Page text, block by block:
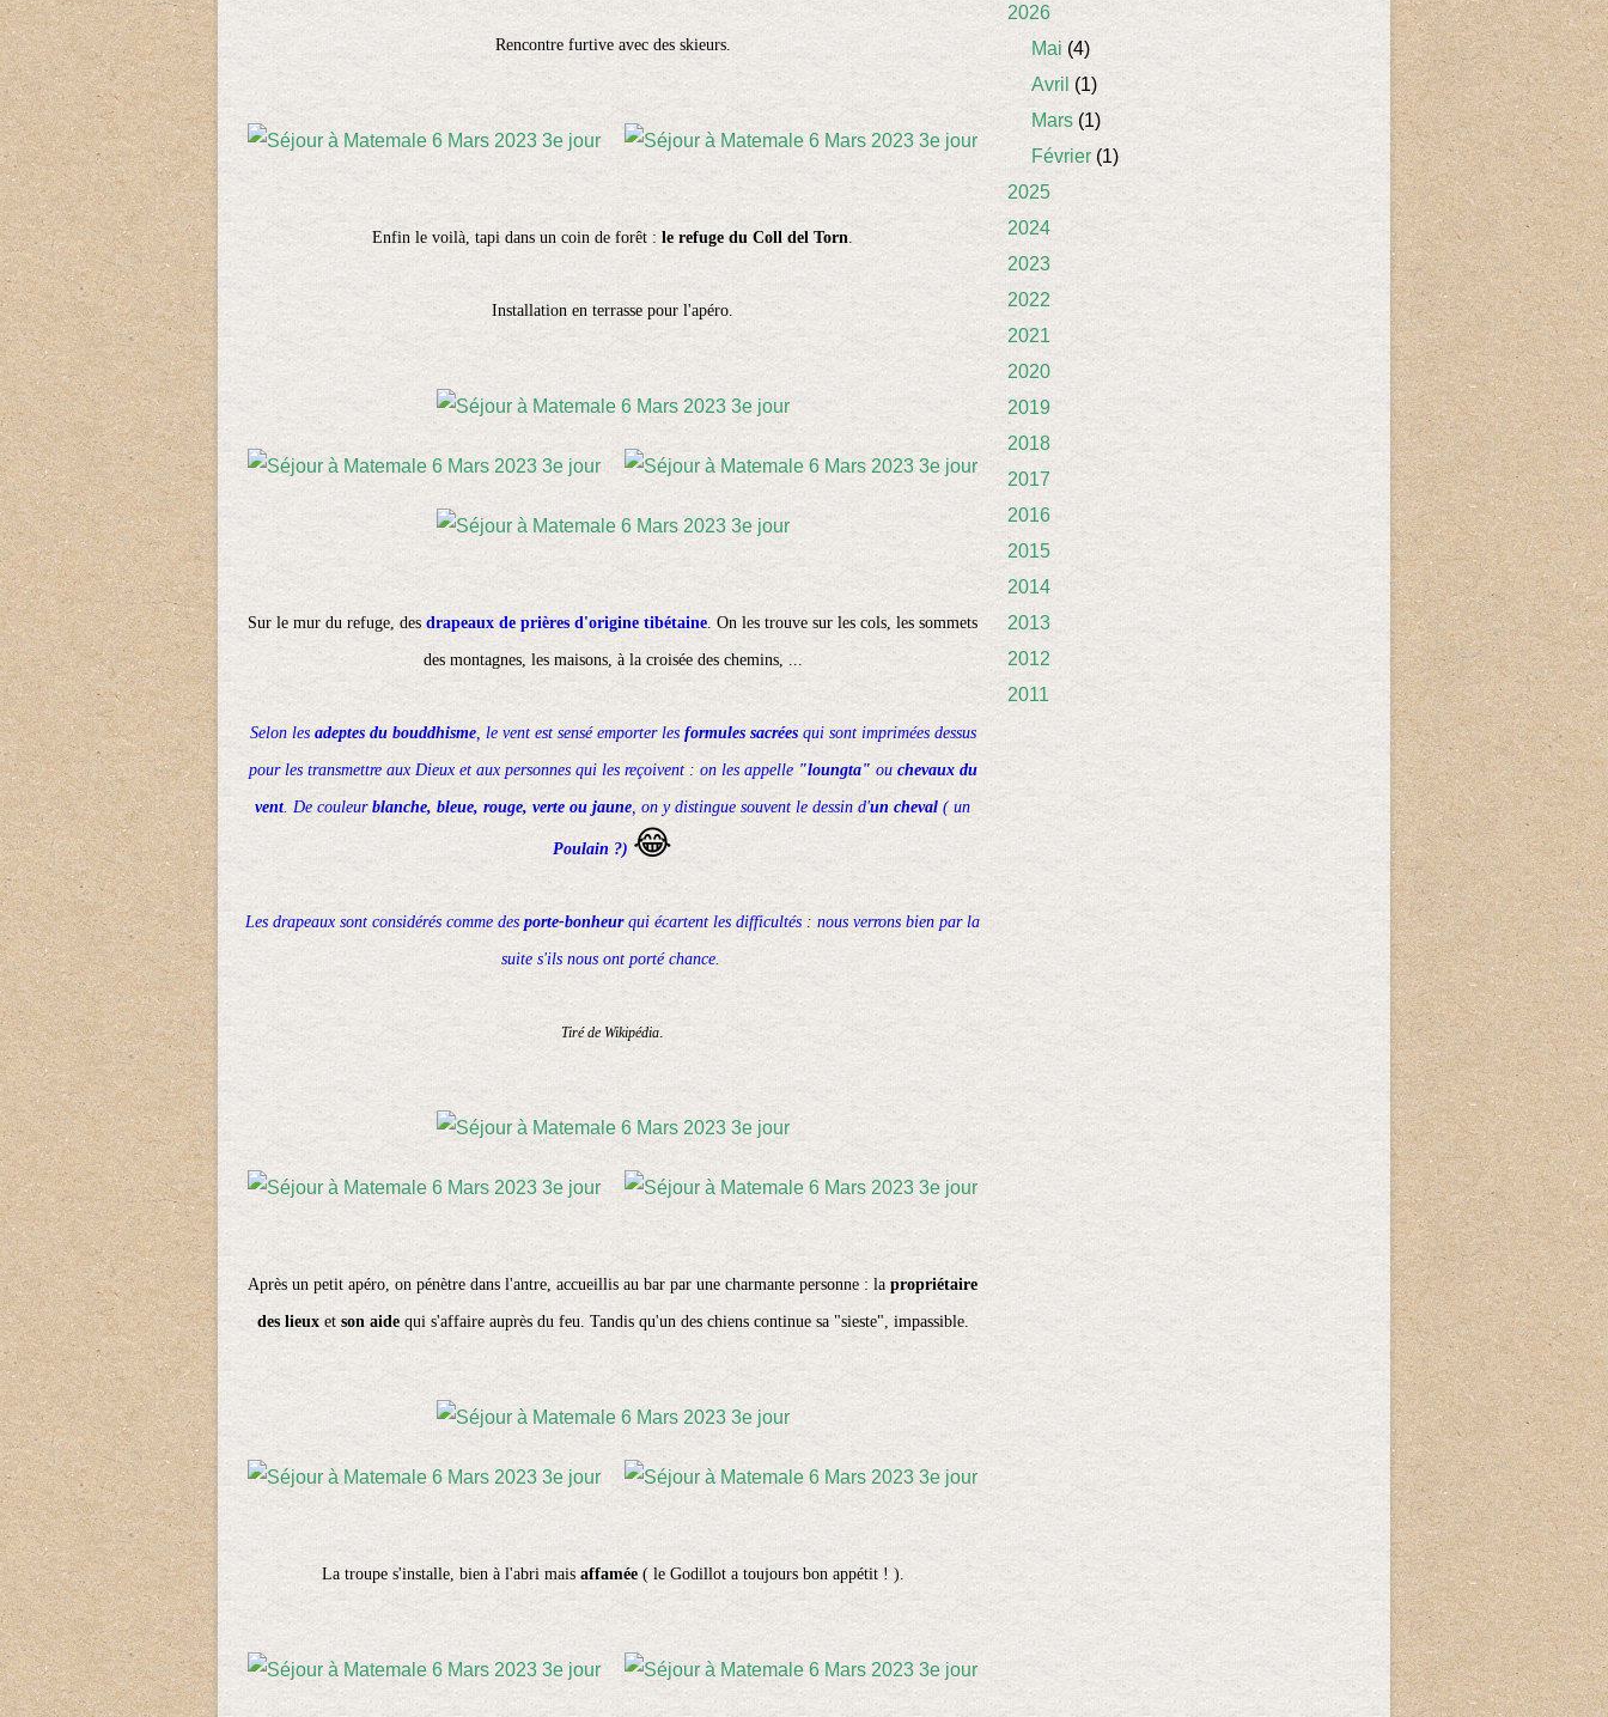
Rencontre furtive avec des skieurs.
Enfin le voilà, tapi dans un coin de forêt : le refuge du Coll del Torn.
Installation en terrasse pour l'apéro.
Sur le mur du refuge, des drapeaux de prières d'origine tibétaine. On les trouve sur les cols, les sommets
des montagnes, les maisons, à la croisée des chemins, ...
Selon les adeptes du bouddhisme, le vent est sensé emporter les formules sacréesqui sont imprimées dessus
pour les transmettre aux Dieux et aux personnes qui les reçoivent : on les appelle "loungta" ou chevaux du
vent. De couleur blanche, bleue, rouge, verte ou jaune, on y distingue souvent le dessin d'un cheval ( un
Poulain ?) 😂
Les drapeaux sont considérés comme des porte-bonheurqui écartent les difficultés : nous verrons bien par la
suite s'ils nous ont porté chance.
Tiré de Wikipédia.
Après un petit apéro, on pénètre dans l'antre, accueillis au bar par une charmante personne : la propriétaire
des lieuxetson aidequi s'affaire auprès du feu. Tandis qu'un des chiens continue sa "sieste", impassible.
La troupe s'installe, bien à l'abri mais affamée( le Godillot a toujours bon appétit ! ).
2026
Mai (4)
Avril (1)
Mars (1)
Février (1)
2025
2024
2023
2022
2021
2020
2019
2018
2017
2016
2015
2014
2013
2012
2011